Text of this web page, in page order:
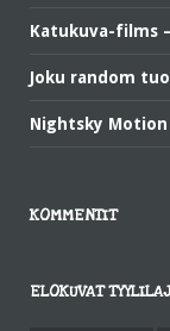
Katukuva-films
Joku random
Nightsky Motion
KOMMENTIT
ELOKUVAT